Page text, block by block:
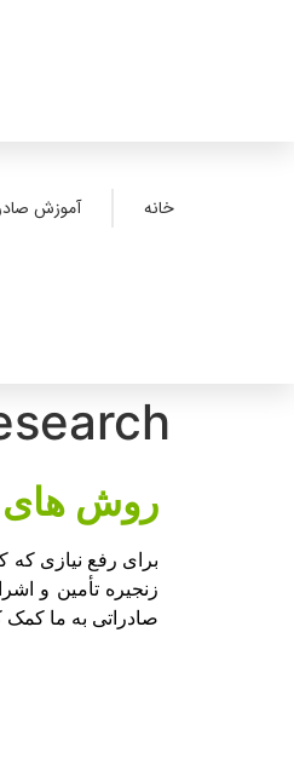
خانه آموزش
روش های
برای رفع نیازی
زنجیره تأمین و
صادراتی به ما کمک